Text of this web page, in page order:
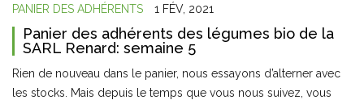
PANIER DES ADHÉRENTS 1 FÉV, 2021
Panier des adhérents des légumes bio de la
SARL Renard: semaine 5
Rien de nouveau dans le panier, nous essayons d’alterner avec
les stocks. Mais depuis le temps que vous nous suivez, vous